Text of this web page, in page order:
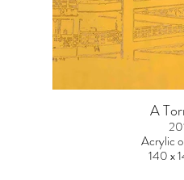
A
Acrylic
140 x